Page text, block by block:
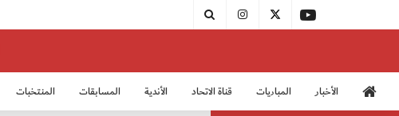
الأخبار المباريات قناة الاتحاد الأندية المسابقات المنتخبات